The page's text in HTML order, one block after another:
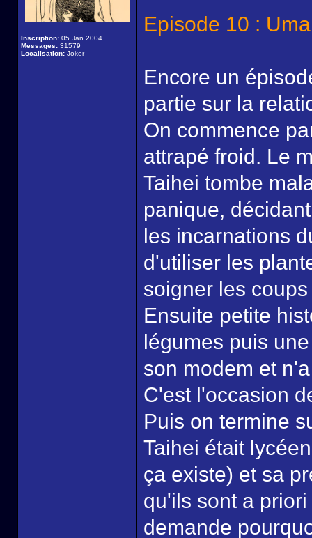
Inscription: 05 Jan 2004
Messages: 31579
Localisation: Joker
Episode 10 :
Encore un
partie sur la
On commence
attrapé froid. Le
Taihei tombe
panique,
les incarnations
d'utiliser les
soigner les
Ensuite petite
légumes puis
son modem et
C'est l'occasion
Puis on termine
Taihei était
ça existe) et sa
qu'ils sont a
demande